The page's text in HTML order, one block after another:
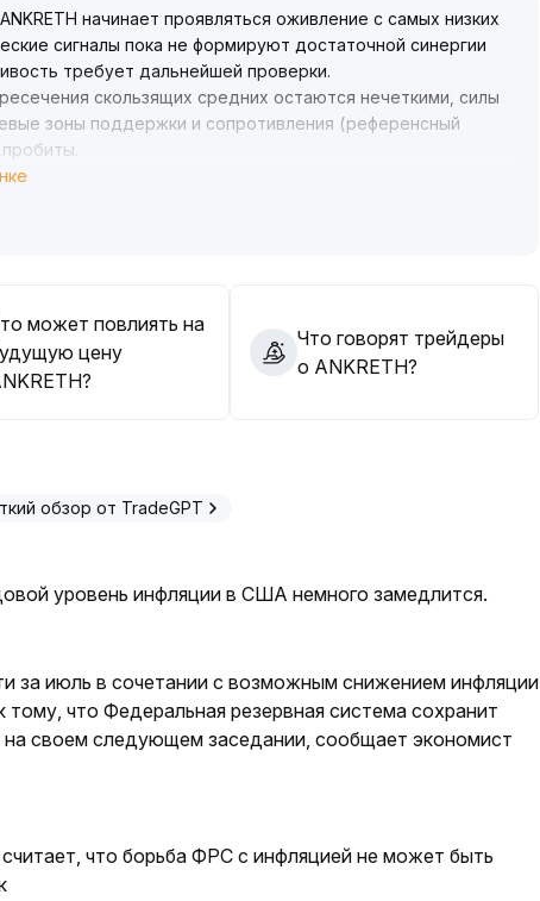
начинает проявляться оживление с самых низких
сигналы пока не формируют достаточной синергии
требует дальнейшей проверки.
скользящих средних остаются нечеткими, силы
зоны поддержки и сопротивления (референсный
пробиты
рассматривать тестовые легкие позиции,
и цены, реагировать на ключевые уровни, принимать
подтверждения пробоя, чтобы снизить риск
может повлиять на
цену
Что говорят трейдеры
о ANKRETH?
обзор от TradeGPT
уровень инфляции в США немного замедлится.
за июль в сочетании с возможным снижением инфляции
что Федеральная резервная система сохранит
своем следующем заседании, сообщает экономист
что борьба ФРС с инфляцией не может быть